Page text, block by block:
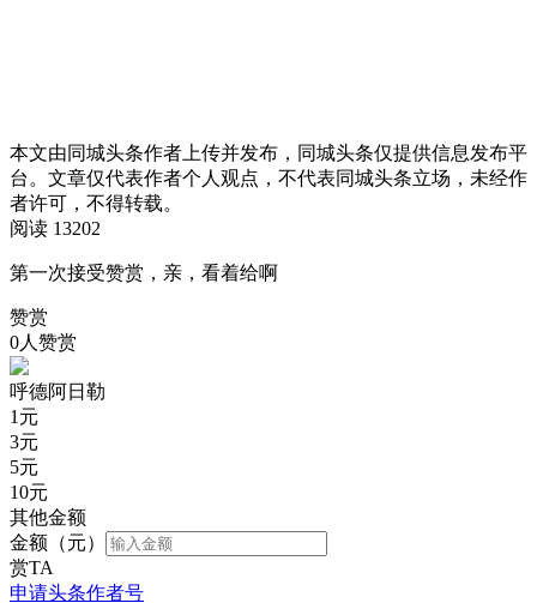
本文由同城头条作者上传并发布，同城头条仅提供信息发布平
台。文章仅代表作者个人观点，不代表同城头条立场，未经作
者许可，不得转载。
阅读 13202
第一次接受赞赏，亲，看着给啊
赞赏
0人赞赏
呼德阿日勒
1 元
3元
5元
10元
其他金额
金额（元）
赏TA
申请头条作者号